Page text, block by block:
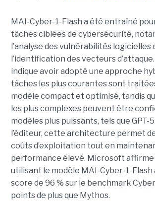
MAI-Cyber-1-Flash a été entraîné
tâches ciblées de cybersécurité,
l’analyse des vulnérabilités logicielles
l’identification des vecteurs
indique avoir adopté une approche
tâches les plus courantes sont
modèle compact et optimisé, tandis
les plus complexes peuvent être
modèles plus puissants, tels que GPT-
l’éditeur, cette architecture permet
coûts d’exploitation tout en
performance élevé. Microsoft affirme
utilisant le modèle MAI-Cyber-1-Flash
score de 96 % sur le benchmark
points de plus que Mythos.